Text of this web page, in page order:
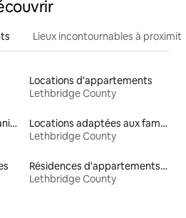
Lieux incontournables à
Locations d'appartements
Lethbridge County
Locations adaptées aux animaux
Locations adaptées aux familles
Lethbridge County
Résidences d'appartements en location
Lethbridge County